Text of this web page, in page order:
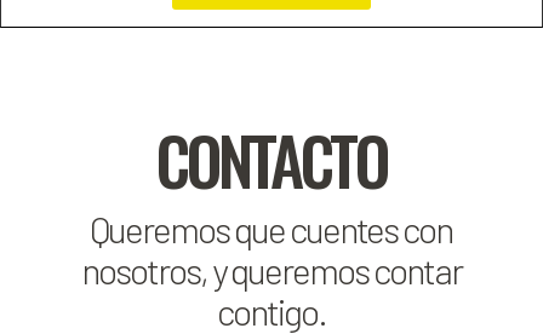
CONTACTO
Queremos que cuentes con
nosotros, y queremos contar
contigo.